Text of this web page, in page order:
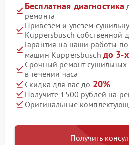
Бесплатная диагностика
ремонта
Привезем и увезем
Kuppersbusch собственной
Гарантия на наши работы
машин Kuppersbusch до 3-
Срочный ремонт
в течении часа
Скидка для вас до 20%
Получите 1500 рублей на
Оригинальные
Получить